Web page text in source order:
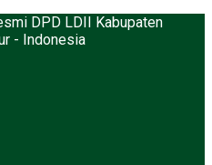
DPD LDII Kabupaten
- Indonesia